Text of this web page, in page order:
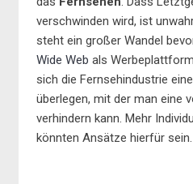
verschwinden wird, ist
steht ein großer Wandel
Wide Web als
sich die Fernsehindustrie
überlegen, mit der man eine
verhindern kann. Mehr
könnten Ansätze hierfür sein.